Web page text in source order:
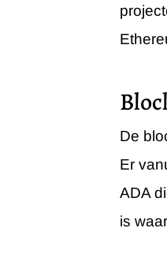
De
Er
ADA
is